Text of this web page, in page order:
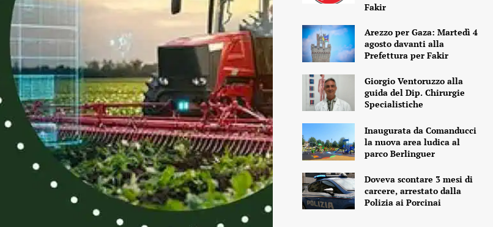
Fakir
Arezzo per Gaza: Martedì 4
agosto davanti alla
Prefettura per Fakir
Giorgio Ventoruzzo alla
guida del Dip. Chirurgie
Specialistiche
Inaugurata da Comanducci
la nuova area ludica al
parco Berlinguer
Doveva scontare 3 mesi di
carcere, arrestato dalla
Polizia ai Porcinai